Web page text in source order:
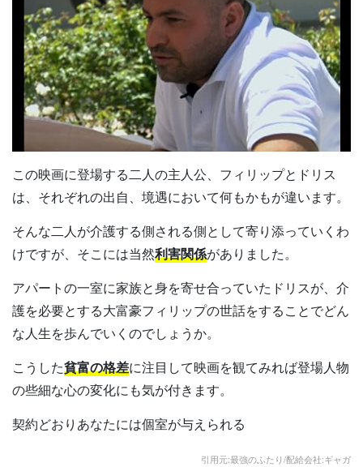
この映画に登場する二人の主人公、フィリップとドリス
は、それぞれの出自、境遇において何もかもが違います。
そんな二人が介護する側される側として寄り添っていくわ
けですが、そこには当然利害関係がありました。
アパートの一室に家族と身を寄せ合っていたドリスが、介
護を必要とする大富豪フィリップの世話をすることでどん
な人生を歩んでいくのでしょうか。
こうした貧富の格差に注目して映画を観てみれば登場人物
の些細な心の変化にも気が付きます。
契約どおりあなたには個室が与えられる
引用元:最強のふたり/配給会社:ギャガ